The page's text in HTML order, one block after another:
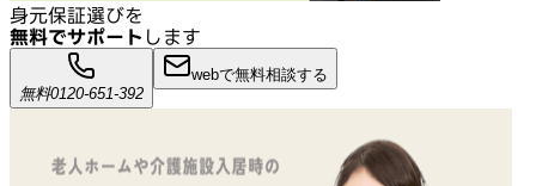
身元保証選びを
無料でサポート します
無料0120-651-392
webで無料相談する